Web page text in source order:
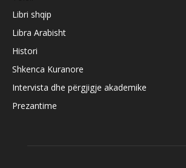
Libri shqip
Libra Arabisht
Histori
Shkenca Kuranore
Intervista dhe përgjigje akademike
Prezantime